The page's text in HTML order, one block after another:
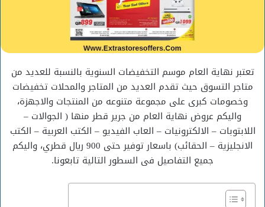
تعتبر نهاية العام موسم التخفيضات السنوية بالنسبة للعديد من
متاجر التسوق حيث تقدم العديد من المتاجر والمحلات تخفيضات
وخصومات كبرى على مجموعة متنوعه من المنتجات والاجهزة،
واليكم عروض نهاية العام من جرير قطر منها ( الجوالات –
اللابتوبات – الالكترونيات – العاب الفيديو – الكتب العربية – الكتب
الانجليزية – الحقائب) باسعار توفير حتى 900 ريال قطري، واليكم
جميع التفاصيل فى السطور التالية تابعونا.